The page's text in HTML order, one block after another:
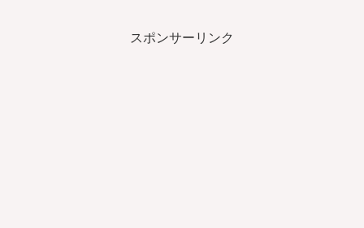
スポンサーリンク